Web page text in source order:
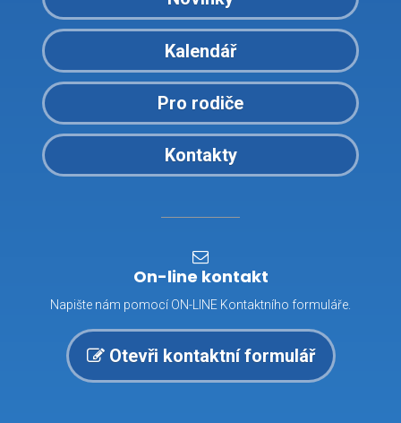
Kalendář
Pro rodiče
Kontakty
On-line kontakt
Napište nám pomocí ON-LINE Kontaktního formuláře.
Otevři kontaktní formulář